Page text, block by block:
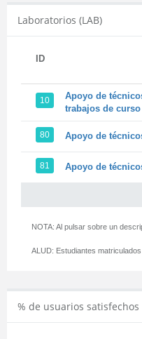
Laboratorios (LAB)
ID
10
Apoyo de
trabajos de
80 Apoyo de
81 Apoyo de
NOTA: Al pulsar sobre un
ALUD: Estudiantes
% de usuarios